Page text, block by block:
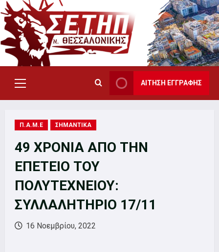
Skip
to
content
Primary
Menu
ΑΙΤΗΣΗ ΕΓΓΡΑΦΗΣ
Π.Α.Μ.Ε ΣΗΜΑΝΤΙΚΑ
49 ΧΡΟΝΙΑ ΑΠΟ ΤΗΝ
ΕΠΕΤΕΙΟ ΤΟΥ
ΠΟΛΥΤΕΧΝΕΙΟΥ:
ΣΥΛΛΑΛΗΤΗΡΙΟ 17/11
16 Νοεμβρίου, 2022